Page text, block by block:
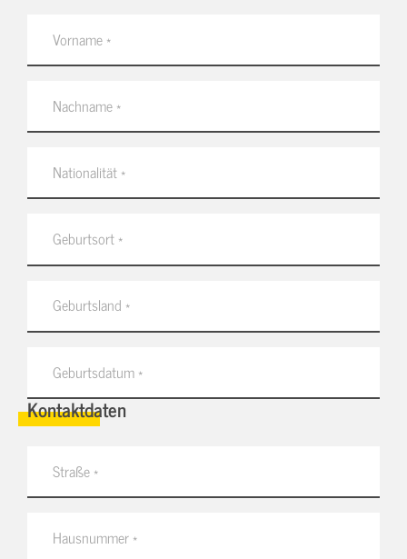
Kontaktdaten